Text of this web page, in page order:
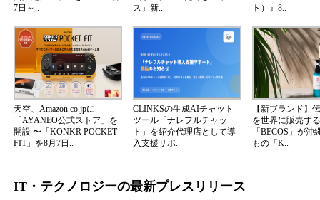
7日～..
ス」新..
ト）』8..
天空、Amazon.co.jpに
「AYANEO公式ストア」を
開設 〜「KONKR POCKET
FIT」を8月7日..
CLINKSの生成AIチャット
ツール「ナレフルチャッ
ト」を紹介代理店として導
入支援サポ..
【新ブランド】
を世界に販売す
「BECOS」が沖
もの「K..
IT・テクノロジーの最新プレスリリース